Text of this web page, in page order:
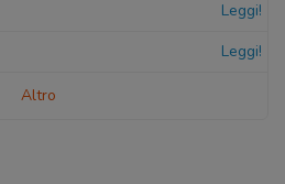
Leggi!
Leggi!
Altro